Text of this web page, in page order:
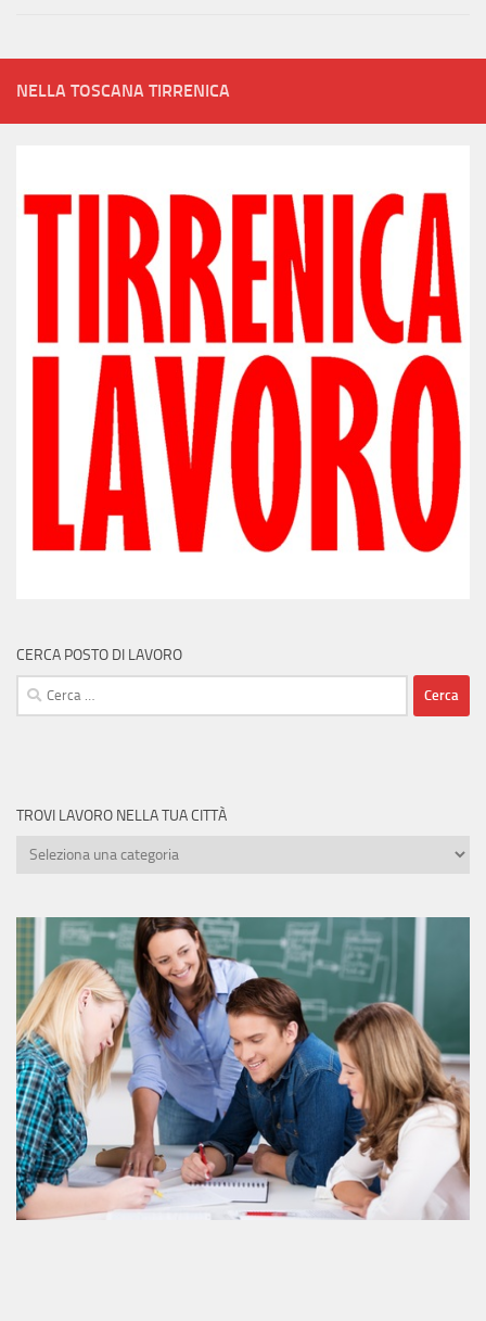
NELLA TOSCANA TIRRENICA
CERCA POSTO DI LAVORO
Ricerca
per:
TROVI LAVORO NELLA TUA CITTÀ
Trovi
tua
città